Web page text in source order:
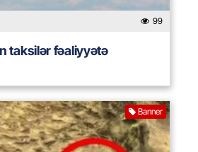
99
taksilər fəaliyyətə
Banner